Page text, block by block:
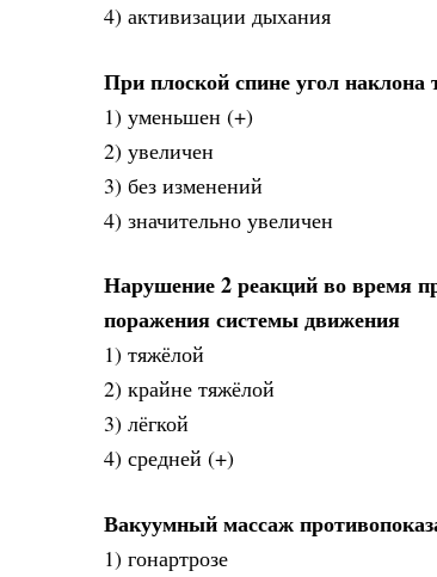
4) активизации дыхания
При плоской спине угол наклона
1) уменьшен (+)
2) увеличен
3) без изменений
4) значительно увеличен
Нарушение 2 реакций во время
поражения системы движения
1) тяжёлой
2) крайне тяжёлой
3) лёгкой
4) средней (+)
Вакуумный массаж
1) гонартрозе